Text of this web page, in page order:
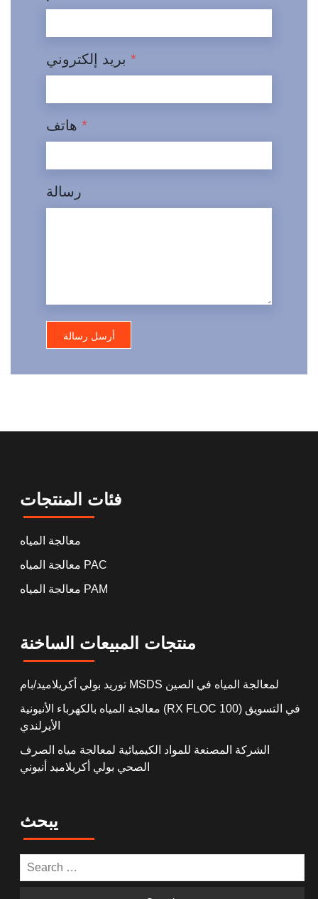
*
*
رسالة
فئات المنتجات
معالجة المياه
معالجة المياه PAC
معالجة المياه PAM
منتجات المبيعات الساخنة
توريد بولي أكريلاميد/بام MSDS لمعالجة المياه في الصين
معالجة المياه بالكهرباء الأنيونية (RX FLOC 100) في التسويق
الأيرلندي
الشركة المصنعة للمواد الكيميائية لمعالجة مياه الصرف
الصحي بولي أكريلاميد أنيوني
يبحث